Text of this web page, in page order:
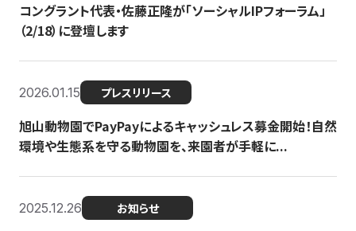
コングラント代表・佐藤正隆が「ソーシャルIPフォーラム」
（2/18）に登壇します
2026.01.15 プレスリリース
旭山動物園でPayPayによるキャッシュレス募金開始！自然
環境や生態系を守る動物園を、来園者が手軽に...
2025.12.26 お知らせ